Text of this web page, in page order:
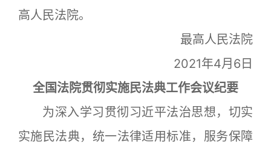
高人民法院。
最高人民法院
2021年4月6日
全国法院贯彻实施民法典工作会议纪要
为深入学习贯彻习近平法治思想，切实
实施民法典，统一法律适用标准，服务保障